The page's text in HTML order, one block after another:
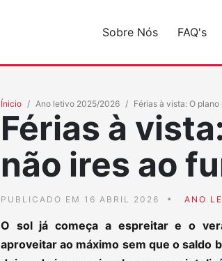
Sobre Nós FAQ's
Ínicio Ano letivo 2025/2026 Férias à vista: O
Férias à
não ires ao
PUBLICADO EM 16 ABRIL 2026 ANO
O sol já começa a espreitar e o
aproveitar ao máximo sem que o saldo